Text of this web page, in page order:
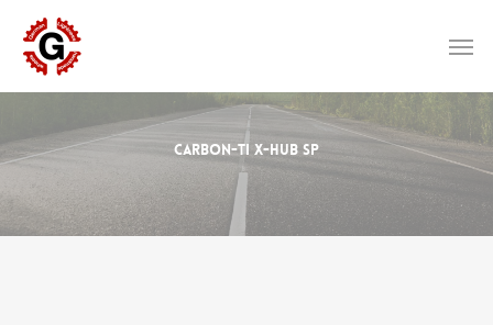
main
content
Carbon-Ti X-Hub SP